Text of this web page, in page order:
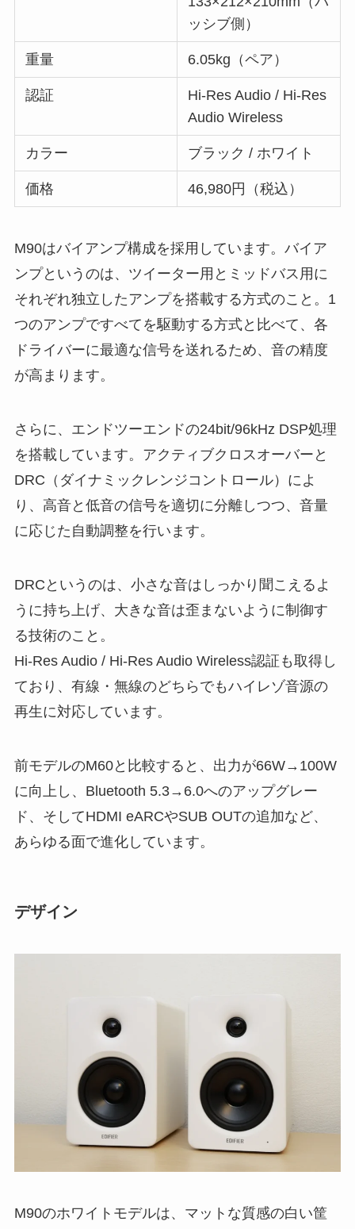
ッシブ側）
重量 6.05kg（ペア）
認証
Hi-Res Audio / Hi-Res
Audio Wireless
カラー ブラック / ホワイト
価格 46,980円（税込）
M90はバイアンプ構成を採用しています。バイア
ンプというのは、ツイーター用とミッドバス用に
それぞれ独立したアンプを搭載する方式のこと。1
つのアンプですべてを駆動する方式と比べて、各
ドライバーに最適な信号を送れるため、音の精度
が高まります。
さらに、エンドツーエンドの24bit/96kHz DSP処理
を搭載しています。アクティブクロスオーバーと
DRC（ダイナミックレンジコントロール）によ
り、高音と低音の信号を適切に分離しつつ、音量
に応じた自動調整を行います。
DRCというのは、小さな音はしっかり聞こえるよ
うに持ち上げ、大きな音は歪まないように制御す
る技術のこと。
Hi-Res Audio / Hi-Res Audio Wireless認証も取得し
ており、有線・無線のどちらでもハイレゾ音源の
再生に対応しています。
前モデルのM60と比較すると、出力が66W→100W
に向上し、Bluetooth 5.3→6.0へのアップグレー
ド、そしてHDMI eARCやSUB OUTの追加など、
あらゆる面で進化しています。
デザイン
M90のホワイトモデルは、マットな質感の白い筐